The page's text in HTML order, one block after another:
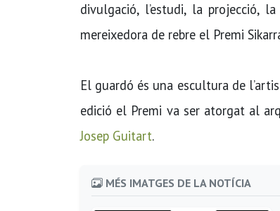
divulgació, l’estudi, la projecció,
mereixedora de rebre el Premi
El guardó és una escultura de
edició el Premi va ser atorgat al
Josep Guitart.
MÉS IMATGES DE LA NOTÍCIA